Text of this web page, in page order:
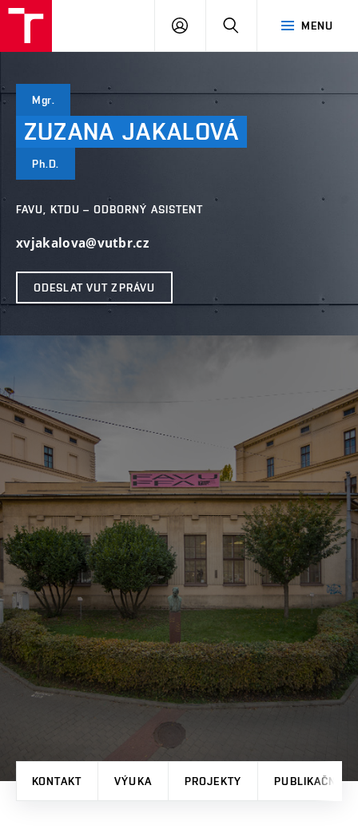
MENU
PŘIHLÁSIT
Mgr.
ZUZANA JAKALOVÁ
Ph.D.
FAVU, KTDU – ODBORNÝ ASISTENT
xvjakalova@vutbr.cz
ODESLAT VUT ZPRÁVU
KONTAKT VÝUKA PROJEKTY PUBLIKAČNÍ